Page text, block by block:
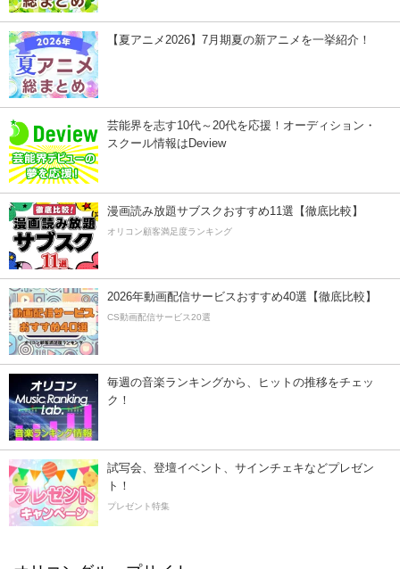
【夏アニメ2026】7月期夏の新アニメを一挙紹介！
芸能界を志す10代～20代を応援！オーディション・
スクール情報はDeview
漫画読み放題サブスクおすすめ11選【徹底比較】
オリコン顧客満足度ランキング
2026年動画配信サービスおすすめ40選【徹底比較】
CS動画配信サービス20選
毎週の音楽ランキングから、ヒットの推移をチェッ
ク！
試写会、登壇イベント、サインチェキなどプレゼン
ト！
プレゼント特集